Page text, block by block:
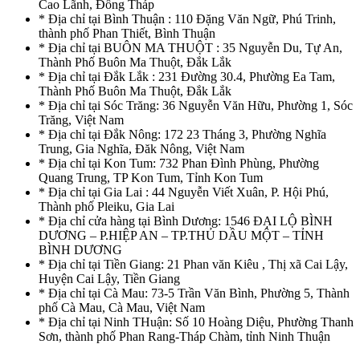
Cao Lãnh, Đồng Tháp
* Địa chỉ tại Bình Thuận : 110 Đặng Văn Ngữ, Phú Trinh,
thành phố Phan Thiết, Bình Thuận
* Địa chỉ tại BUÔN MA THUỘT : 35 Nguyễn Du, Tự An,
Thành Phố Buôn Ma Thuột, Đắk Lắk
* Địa chỉ tại Đắk Lắk : 231 Đường 30.4, Phường Ea Tam,
Thành Phố Buôn Ma Thuột, Đắk Lắk
* Địa chỉ tại Sóc Trăng: 36 Nguyễn Văn Hữu, Phường 1, Sóc
Trăng, Việt Nam
* Địa chỉ tại Đắk Nông: 172 23 Tháng 3, Phường Nghĩa
Trung, Gia Nghĩa, Đăk Nông, Việt Nam
* Địa chỉ tại Kon Tum: 732 Phan Đình Phùng, Phường
Quang Trung, TP Kon Tum, Tỉnh Kon Tum
* Địa chỉ tại Gia Lai : 44 Nguyễn Viết Xuân, P. Hội Phú,
Thành phố Pleiku, Gia Lai
* Địa chỉ cửa hàng tại Bình Dương: 1546 ĐẠI LỘ BÌNH
DƯƠNG – P.HIỆP AN – TP.THỦ DẦU MỘT – TỈNH
BÌNH DƯƠNG
* Địa chỉ tại Tiền Giang: 21 Phan văn Kiêu , Thị xã Cai Lậy,
Huyện Cai Lậy, Tiền Giang
* Địa chỉ tại Cà Mau: 73-5 Trần Văn Bình, Phường 5, Thành
phố Cà Mau, Cà Mau, Việt Nam
* Địa chỉ tại Ninh THuận: Số 10 Hoàng Diệu, Phường Thanh
Sơn, thành phố Phan Rang-Tháp Chàm, tỉnh Ninh Thuận